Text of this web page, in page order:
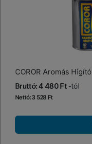
COROR Aromás Hígító
Bruttó: 4 480 Ft-tól
Nettó: 3 528 Ft